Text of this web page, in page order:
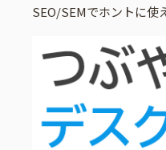
SEO/SEMでホントに使